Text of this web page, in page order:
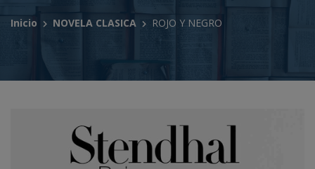
Inicio NOVELA CLASICA ROJO Y NEGRO